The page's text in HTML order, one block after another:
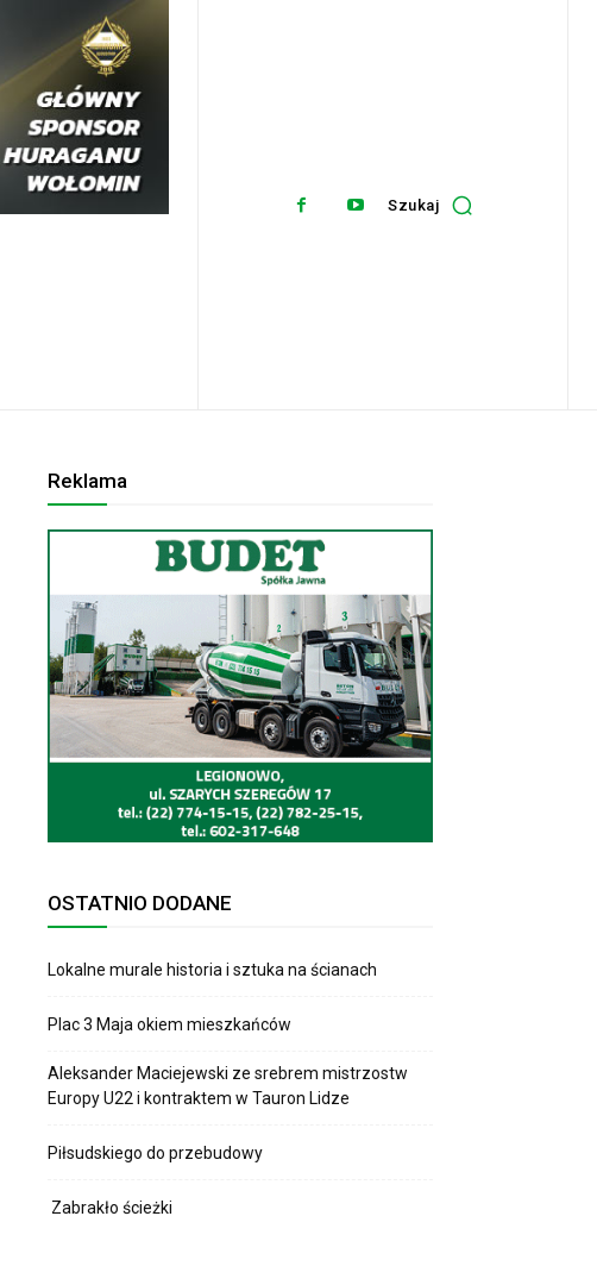
Szukaj
Reklama
OSTATNIO DODANE
Lokalne murale historia i sztuka na ścianach
Plac 3 Maja okiem mieszkańców
Aleksander Maciejewski ze srebrem mistrzostw
Europy U22 i kontraktem w Tauron Lidze
Piłsudskiego do przebudowy
Zabrakło ścieżki